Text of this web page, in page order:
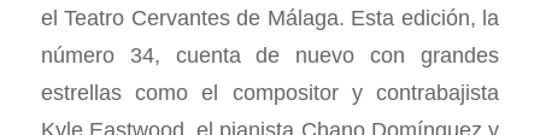
el Teatro Cervantes de Málaga. Esta edición, la
número 34, cuenta de nuevo con grandes
estrellas como el compositor y contrabajista
Kyle Eastwood, el pianista Chano Domínguez y